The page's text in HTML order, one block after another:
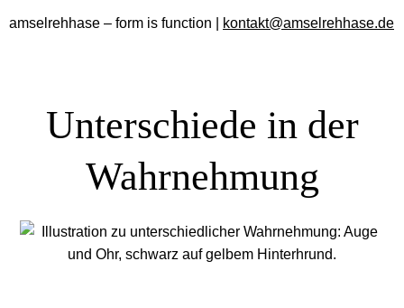
amselrehhase – form is function | kontakt@amselrehhase.de
Unter­schiede in der
Wahrnehmung